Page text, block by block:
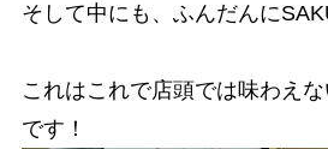
そして中にも、ふんだんに
これはこれで店頭では味わえ
です！